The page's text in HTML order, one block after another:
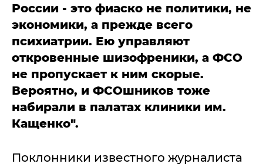
России - это фиаско не политики, не
экономики, а прежде всего
психиатрии. Ею управляют
откровенные шизофреники, а ФСО
не пропускает к ним скорые.
Вероятно, и ФСОшников тоже
набирали в палатах клиники им.
Кащенко".
Поклонники известного журналиста